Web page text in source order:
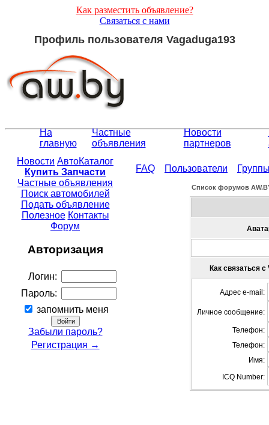
Как разместить объявление?
Связаться с нами
Профиль пользователя Vagaduga193
На
главную
Частные
объявления
Новости
партнеров
Новости АвтоКаталог
Купить Запчасти
Частные объявления
Поиск автомобилей
Подать объявление
Полезное Контакты
Форум
Авторизация
Логин:
Пароль:
запомнить меня
Забыли пароль?
Регистрация →
FAQ Пользователи
Список форумов
Как связаться
Адрес e-mail:
Личное сообщение:
Телефон:
Телефон:
Имя:
ICQ Number: